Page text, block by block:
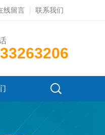
线留言 联系我们